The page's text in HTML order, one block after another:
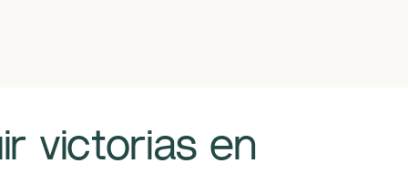
victorias en